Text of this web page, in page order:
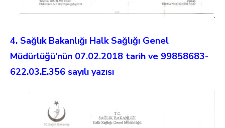
4. Sağlık Bakanlığı Halk Sağlığı Genel
Müdürlüğü’nün 07.02.2018 tarih ve 99858683-
622.03.E.356 sayılı yazısı